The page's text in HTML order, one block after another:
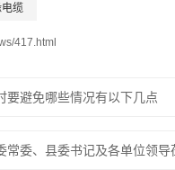
缆
417.html
要避免哪些情况有以下几点
常委、县委书记及各单位领导